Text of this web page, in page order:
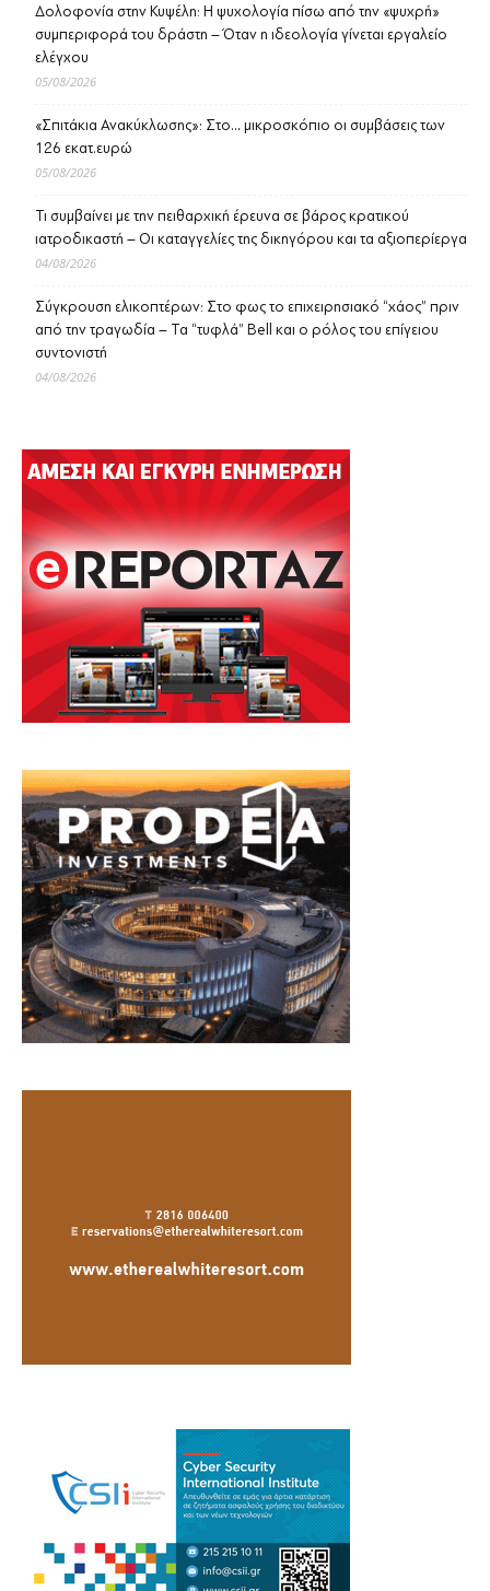
Δολοφονία στην Κυψέλη: Η ψυχολογία πίσω από την «ψυχρή»
συμπεριφορά του δράστη – Όταν η ιδεολογία γίνεται εργαλείο
ελέγχου
05/08/2026
«Σπιτάκια Ανακύκλωσης»: Στο… μικροσκόπιο οι συμβάσεις των
126 εκατ.ευρώ
05/08/2026
Τι συμβαίνει με την πειθαρχική έρευνα σε βάρος κρατικού
ιατροδικαστή – Οι καταγγελίες της δικηγόρου και τα αξιοπερίεργα
04/08/2026
Σύγκρουση ελικοπτέρων: Στο φως το επιχειρησιακό “χάος” πριν
από την τραγωδία – Τα “τυφλά” Bell και ο ρόλος του επίγειου
συντονιστή
04/08/2026